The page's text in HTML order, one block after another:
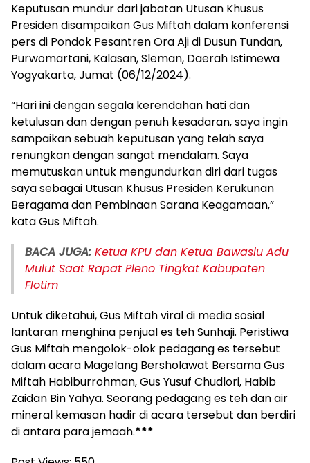
Keputusan mundur dari jabatan Utusan Khusus
Presiden disampaikan Gus Miftah dalam konferensi
pers di Pondok Pesantren Ora Aji di Dusun Tundan,
Purwomartani, Kalasan, Sleman, Daerah Istimewa
Yogyakarta, Jumat (06/12/2024).
“Hari ini dengan segala kerendahan hati dan
ketulusan dan dengan penuh kesadaran, saya ingin
sampaikan sebuah keputusan yang telah saya
renungkan dengan sangat mendalam. Saya
memutuskan untuk mengundurkan diri dari tugas
saya sebagai Utusan Khusus Presiden Kerukunan
Beragama dan Pembinaan Sarana Keagamaan,”
kata Gus Miftah.
BACA JUGA: Ketua KPU dan Ketua Bawaslu Adu
Mulut Saat Rapat Pleno Tingkat Kabupaten
Flotim
Untuk diketahui, Gus Miftah viral di media sosial
lantaran menghina penjual es teh Sunhaji. Peristiwa
Gus Miftah mengolok-olok pedagang es tersebut
dalam acara Magelang Bersholawat Bersama Gus
Miftah Habiburrohman, Gus Yusuf Chudlori, Habib
Zaidan Bin Yahya. Seorang pedagang es teh dan air
mineral kemasan hadir di acara tersebut dan berdiri
di antara para jemaah.***